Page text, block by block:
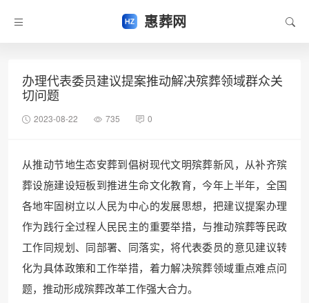
惠葬网
办理代表委员建议提案推动解决殡葬领域群众关
切问题
2023-08-22 735 0
从推动节地生态安葬到倡树现代文明殡葬新风，从补齐殡
葬设施建设短板到推进生命文化教育，今年上半年，全国
各地牢固树立以人民为中心的发展思想，把建议提案办理
作为践行全过程人民民主的重要举措，与推动殡葬等民政
工作同规划、同部署、同落实，将代表委员的意见建议转
化为具体政策和工作举措，着力解决殡葬领域重点难点问
题，推动形成殡葬改革工作强大合力。